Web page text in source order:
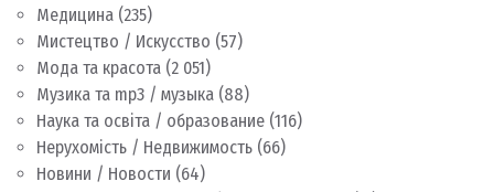
Медицина (235)
Мистецтво / Искусство (57)
Мода та красота (2 051)
Музика та mp3 / музыка (88)
Наука та освіта / образование (116)
Нерухомість / Недвижимость (66)
Новини / Новости (64)